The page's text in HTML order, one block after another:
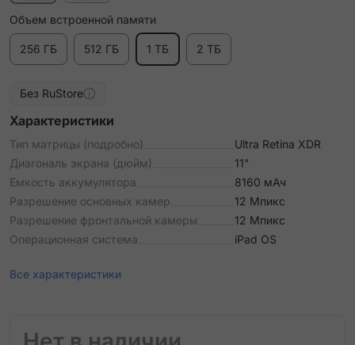
Объем встроенной памяти
256 ГБ 512 ГБ 1 ТБ 2 ТБ
Без RuStore
Характеристики
Тип матрицы (подробно)
Ultra Retina XDR
Диагональ экрана (дюйм)
11"
Емкость аккумулятора
8160 мАч
Разрешение основных камер
12 Мпикс
Разрешение фронтальной камеры
12 Мпикс
Операционная система
iPad OS
Все характеристики